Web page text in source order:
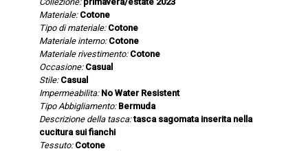
Materiale: Cotone
Tipo di materiale: Cotone
Materiale interno: Cotone
Materiale rivestimento: Cotone
Occasione: Casual
Stile: Casual
Impermeabilita: No Water Resistent
Tipo Abbigliamento: Bermuda
Descrizione della tasca: tasca sagomata inserita nella
cucitura sui fianchi
Tessuto: Cotone